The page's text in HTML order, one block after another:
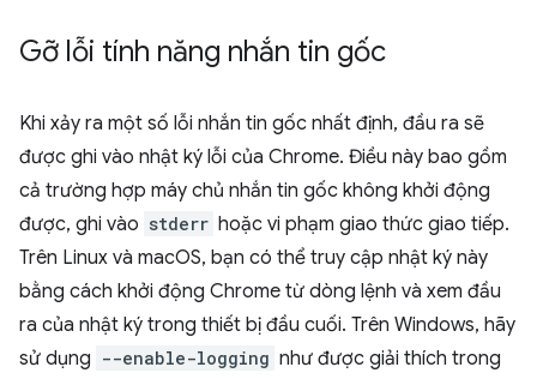
Gỡ lỗi tính năng nhắn tin gốc
Khi xảy ra một số lỗi nhắn tin gốc nhất định, đầu ra sẽ
được ghi vào nhật ký lỗi của Chrome. Điều này bao gồm
cả trường hợp máy chủ nhắn tin gốc không khởi động
được, ghi vào stderr hoặc vi phạm giao thức giao tiếp.
Trên Linux và macOS, bạn có thể truy cập nhật ký này
bằng cách khởi động Chrome từ dòng lệnh và xem đầu
ra của nhật ký trong thiết bị đầu cuối. Trên Windows, hãy
sử dụng --enable-logging như được giải thích trong